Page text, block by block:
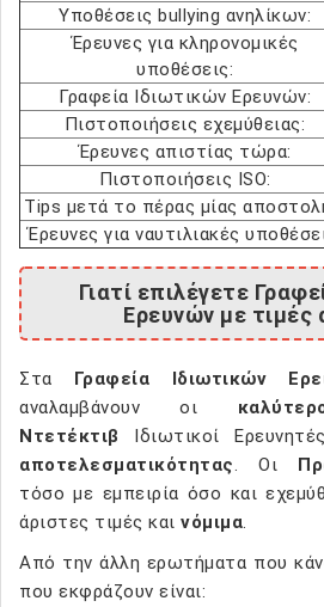
Υποθέσεις bullying ανηλίκων:
Έρευνες για κληρονομικές
υποθέσεις:
Γραφεία Ιδιωτικών Ερευνών:
Πιστοποιήσεις εχεμύθειας:
Έρευνες απιστίας τώρα:
Πιστοποιήσεις ISO:
Tips μετά το πέρας μίας
Έρευνες για ναυτιλιακές
Γιατί επιλέγετε
Ερευνών με τιμές
Στα Γραφεία Ιδιωτικών
αναλαμβάνουν οι
Ντετέκτιβ Ιδιωτικοί
αποτελεσματικότητας. Οι
τόσο με εμπειρία όσο και
άριστες τιμές και νόμιμα.
Από την άλλη ερωτήματα που
που εκφράζουν είναι: